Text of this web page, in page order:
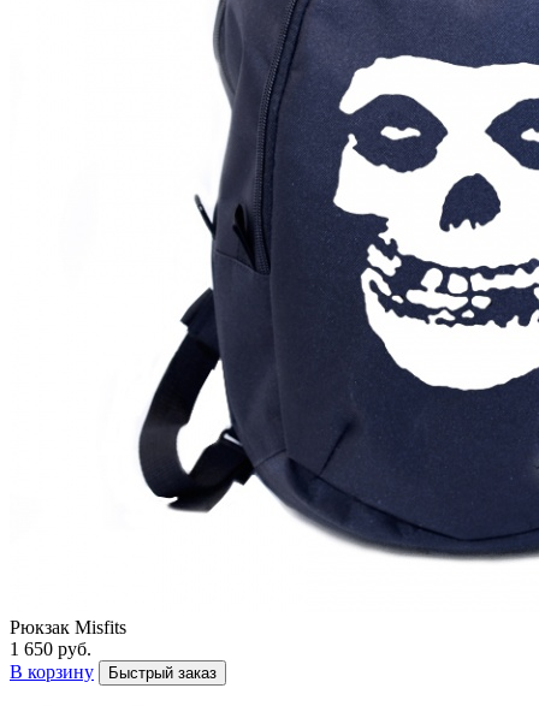
Рюкзак Misfits
1 650 руб.
В корзину
Быстрый заказ